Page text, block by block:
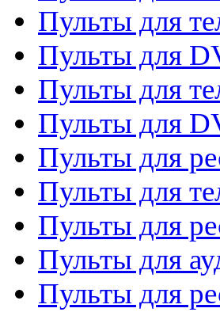
Пульты для
Пульты для
Пульты для
Пульты для
Пульты для
Пульты для
Пульты для
Пульты для
Пульты для